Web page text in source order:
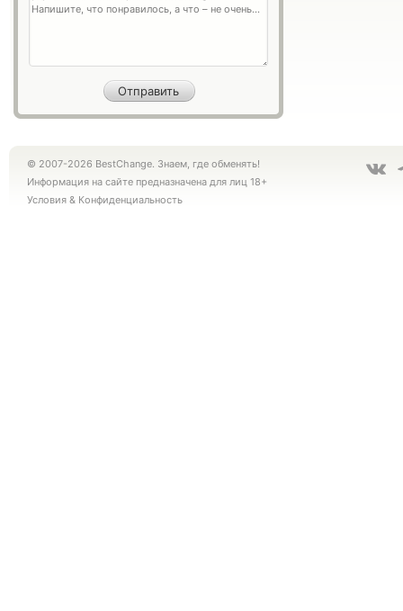
© 2007-2026 BestChange. Знаем, где обменять!
Информация на сайте предназначена для лиц 18+
Условия & Конфиденциальность